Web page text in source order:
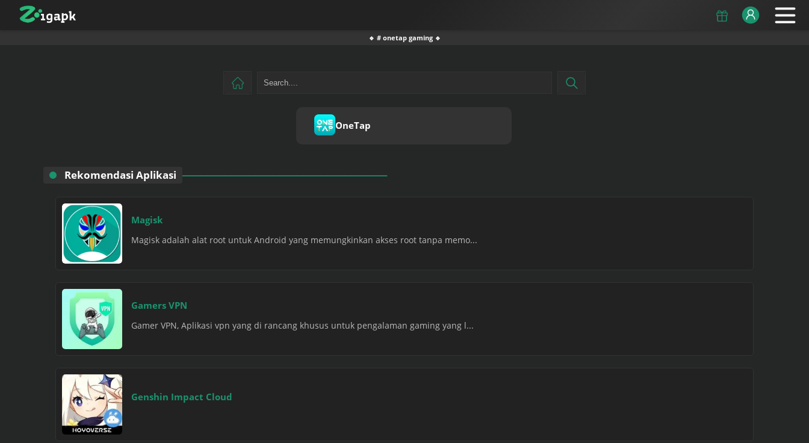
🔹 # onetap gaming 🔹
OneTap
Rekomendasi Aplikasi
Magisk
Magisk adalah alat root untuk Android yang memungkinkan akses root tanpa memo...
Gamers VPN
Gamer VPN, Aplikasi vpn yang di rancang khusus untuk pengalaman gaming yang l...
Genshin Impact Cloud